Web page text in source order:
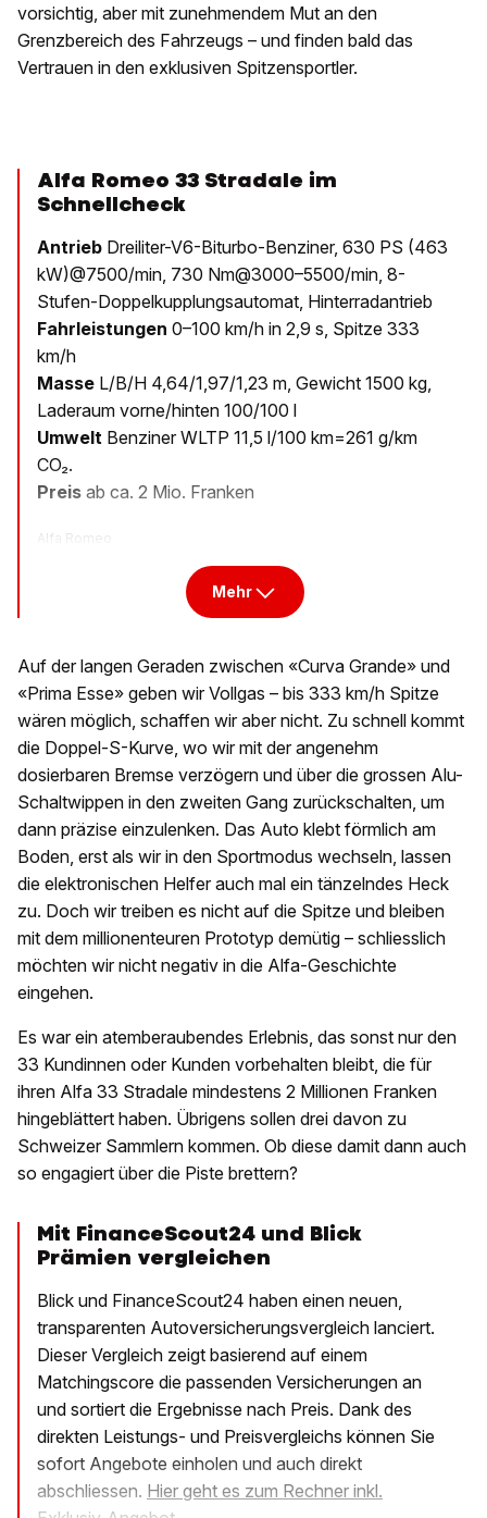
vorsichtig, aber mit zunehmendem Mut an den
Grenzbereich des Fahrzeugs – und finden bald das
Vertrauen in den exklusiven Spitzensportler.
Alfa Romeo 33 Stradale im
Schnellcheck
Antrieb Dreiliter-V6-Biturbo-Benziner, 630 PS (463
kW)@7500/min, 730 Nm@3000–5500/min, 8-
Stufen-Doppelkupplungsautomat, Hinterradantrieb
Fahrleistungen 0–100 km/h in 2,9 s, Spitze 333
km/h
Masse L/B/H 4,64/1,97/1,23 m, Gewicht 1500 kg,
Laderaum vorne/hinten 100/100 l
Umwelt Benziner WLTP 11,5 l/100 km=261 g/km
CO₂.
Preis ab ca. 2 Mio. Franken
Alfa Romeo
Mehr
Auf der langen Geraden zwischen «Curva Grande» und
«Prima Esse» geben wir Vollgas – bis 333 km/h Spitze
wären möglich, schaffen wir aber nicht. Zu schnell kommt
die Doppel-S-Kurve, wo wir mit der angenehm
dosierbaren Bremse verzögern und über die grossen Alu-
Schaltwippen in den zweiten Gang zurückschalten, um
dann präzise einzulenken. Das Auto klebt förmlich am
Boden, erst als wir in den Sportmodus wechseln, lassen
die elektronischen Helfer auch mal ein tänzelndes Heck
zu. Doch wir treiben es nicht auf die Spitze und bleiben
mit dem millionenteuren Prototyp demütig – schliesslich
möchten wir nicht negativ in die Alfa-Geschichte
eingehen.
Es war ein atemberaubendes Erlebnis, das sonst nur den
33 Kundinnen oder Kunden vorbehalten bleibt, die für
ihren Alfa 33 Stradale mindestens 2 Millionen Franken
hingeblättert haben. Übrigens sollen drei davon zu
Schweizer Sammlern kommen. Ob diese damit dann auch
so engagiert über die Piste brettern?
Mit FinanceScout24 und Blick
Prämien vergleichen
Blick und FinanceScout24 haben einen neuen,
transparenten Autoversicherungsvergleich lanciert.
Dieser Vergleich zeigt basierend auf einem
Matchingscore die passenden Versicherungen an
und sortiert die Ergebnisse nach Preis. Dank des
direkten Leistungs- und Preisvergleichs können Sie
sofort Angebote einholen und auch direkt
abschliessen. Hier geht es zum Rechner inkl.